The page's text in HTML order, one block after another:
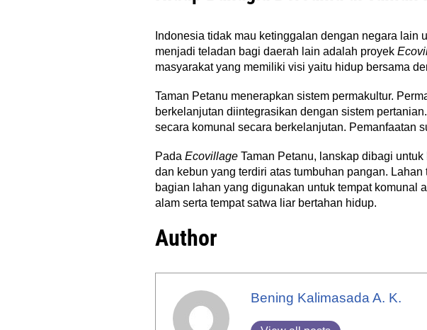
Indonesia tidak mau ketinggalan dengan negara lain
menjadi teladan bagi daerah lain adalah proyek
masyarakat yang memiliki visi yaitu hidup bersama
Taman Petanu menerapkan sistem permakultur.
berkelanjutan diintegrasikan dengan sistem
secara komunal secara berkelanjutan. Pemanfaatan
Pada Ecovillage Taman Petanu, lanskap dibagi
dan kebun yang terdiri atas tumbuhan pangan.
bagian lahan yang digunakan untuk tempat komunal
alam serta tempat satwa liar bertahan hidup.
Author
Bening Kalimasada A. K.